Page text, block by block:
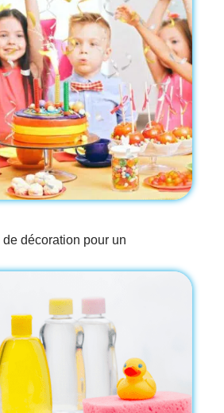
de décoration pour un